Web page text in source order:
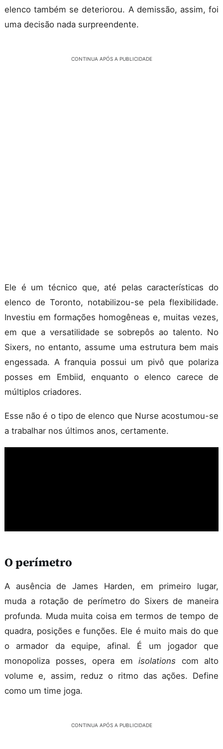
elenco também se deteriorou. A demissão, assim, foi
uma decisão nada surpreendente.
CONTINUA APÓS A PUBLICIDADE
Ele é um técnico que, até pelas características do
elenco de Toronto, notabilizou-se pela flexibilidade.
Investiu em formações homogêneas e, muitas vezes,
em que a versatilidade se sobrepôs ao talento. No
Sixers, no entanto, assume uma estrutura bem mais
engessada. A franquia possui um pivô que polariza
posses em Embiid, enquanto o elenco carece de
múltiplos criadores.
Esse não é o tipo de elenco que Nurse acostumou-se
a trabalhar nos últimos anos, certamente.
O perímetro
A ausência de James Harden, em primeiro lugar,
muda a rotação de perímetro do Sixers de maneira
profunda. Muda muita coisa em termos de tempo de
quadra, posições e funções. Ele é muito mais do que
o armador da equipe, afinal. É um jogador que
monopoliza posses, opera em isolations com alto
volume e, assim, reduz o ritmo das ações. Define
como um time joga.
CONTINUA APÓS A PUBLICIDADE